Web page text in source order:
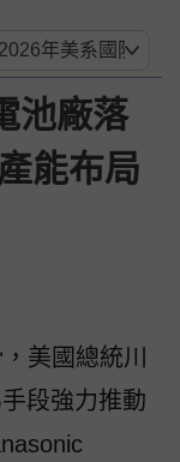
池廠落
能布局
美國總統川
段強力推動